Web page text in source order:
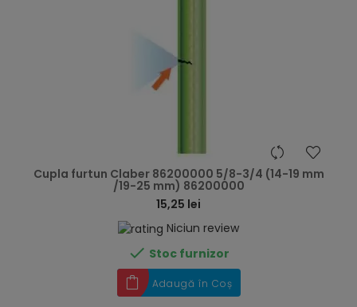
Cupla furtun Claber 86200000 5/8-3/4 (14-19 mm
/19-25 mm) 86200000
15,25 lei
Niciun review
 Stoc furnizor
Adaugă în Coș